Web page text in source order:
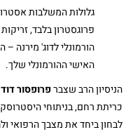
גלולות המשלבות
פרוגסטרון בלבד,
הורמונלי לדוג' מירנה
האישי ההורמונלי שלך.
הניסיון הרב שצברפרופסור
כריתת רחם, בניתוחי
לבחון ביחד את מצבך הרפואי